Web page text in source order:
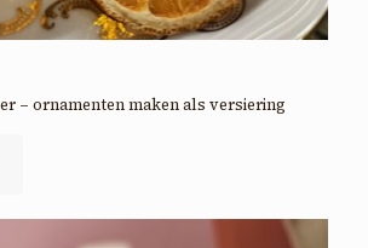
– ornamenten maken als versiering